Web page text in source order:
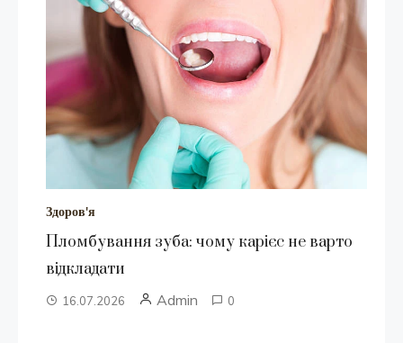
Здоров'я
Пломбування зуба: чому карієс не варто
відкладати
16.07.2026 Admin 0